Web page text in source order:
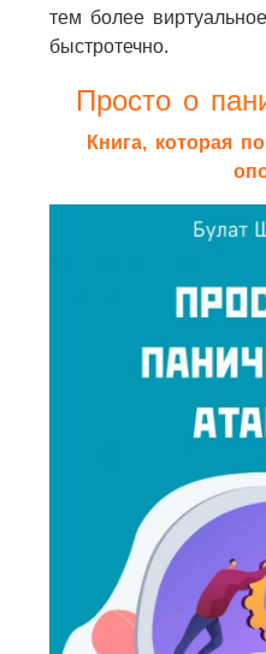
тем более
быстротечно.
Просто о
Книга, которая